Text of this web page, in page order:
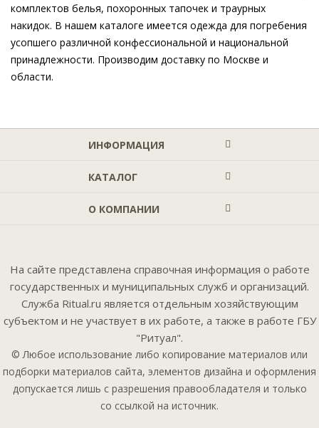
комплектов белья, похоронных тапочек и траурных
накидок. В нашем каталоге имеется одежда для погребения
усопшего различной конфессиональной и национальной
принадлежности. Производим доставку по Москве и
области.
ИНФОРМАЦИЯ
КАТАЛОГ
О КОМПАНИИ
На сайте представлена справочная информация о работе
государственных и муниципальных служб и организаций.
Служба Ritual.ru является отдельным хозяйствующим
субъектом и не участвует в их работе, а также в работе ГБУ
"Ритуал".
© Любое использование либо копирование материалов или
подборки материалов сайта, элементов дизайна и оформления
допускается лишь с разрешения правообладателя и только
со ссылкой на источник.